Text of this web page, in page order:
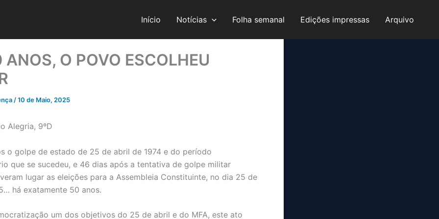
Início Notícias Folha semanal Edições impressas Arquivo
O POVO ESCOLHEU
/10 de Maio, 2025
Alegria, 9ºD
o golpe de estado de 25 de abril de 1974 e do período
que se sucedeu, e 46 dias após a tentativa de golpe militar
lugar as eleições para a Assembleia Constituinte, no dia 25 de
há exatamente 50 anos.
um dos objetivos do 25 de abril e do MFA, este ato